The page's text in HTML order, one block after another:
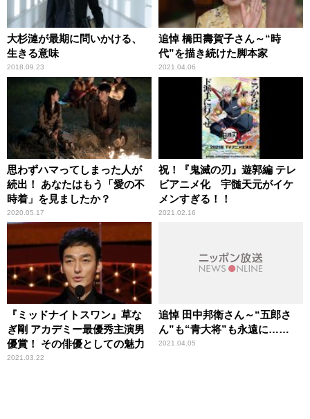
大杉漣が最期に問いかける、
生きる意味
2018.09.23
追悼 橋田壽賀子さん～“時
代”を描き続けた脚本家
2021.04.06
思わずハマってしまった人が
続出！ あなたはもう「愛の不
時着」を見ましたか？
2020.05.17
祝！『鬼滅の刃』遊郭編 テレ
ビアニメ化 宇髄天元がイケ
メンすぎる！！
2021.02.16
『ミッドナイトスワン』草な
ぎ剛 アカデミー最優秀主演男
優賞！ その俳優としての魅力
2021.03.22
追悼 田中邦衛さん～“五郎さ
ん”も“青大将”も永遠に……
2021.04.05